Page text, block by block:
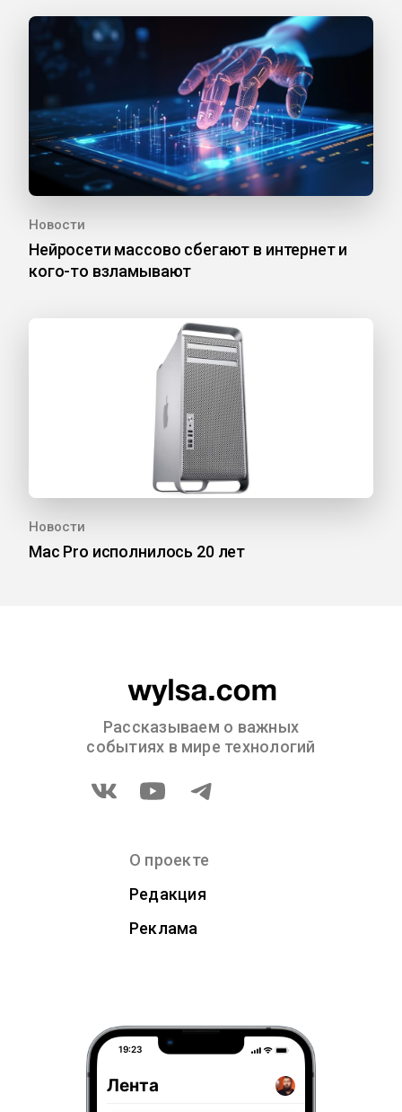
Новости
Нейросети массово сбегают в интернет и
кого-то взламывают
Новости
Mac Pro исполнилось 20 лет
Рассказываем о важных
событиях в мире технологий
О проекте
Редакция
Реклама
19:23
Лента